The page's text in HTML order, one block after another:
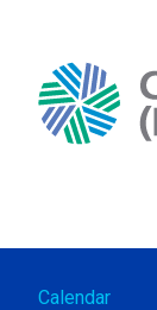
Calendar